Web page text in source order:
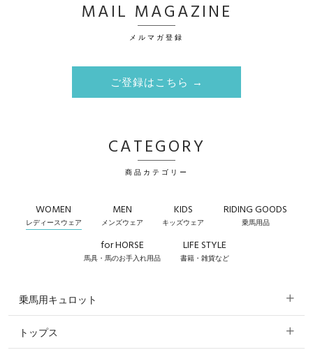
MAIL MAGAZINE
メルマガ登録
ご登録はこちら →
CATEGORY
商品カテゴリー
WOMEN
レディースウェア
MEN
メンズウェア
KIDS
キッズウェア
RIDING GOODS
乗馬用品
for HORSE
馬具・馬のお手入れ用品
LIFE STYLE
書籍・雑貨など
乗馬用キュロット
すべてのキュロット
トップス